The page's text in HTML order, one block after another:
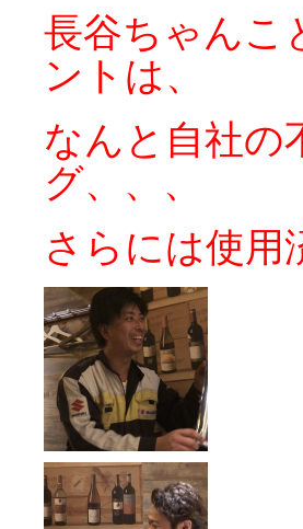
長谷ちゃんこ
ントは、
なんと自社の
グ、、、
さらには使用